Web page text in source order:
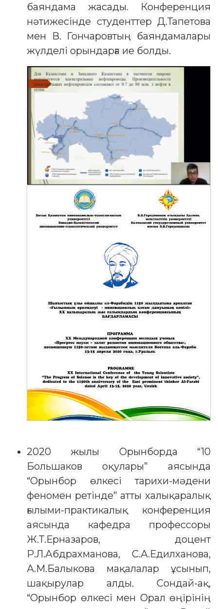
баяндама жасады. Конференция
нәтижесінде студенттер Д.Тапетова
мен В. Гончаровтың баяндамалары
жүлделі орындарға ие болды.
2020 жылы Орынборда “10
Большаков оқулары” аясында
“Орынбор өлкесі тарихи-мәдени
феномен ретінде” атты халықаралық
ғылыми-практикалық конференция
аясында кафедра профессоры
Ж.Т.Ерназаров, доцент
Р.Л.Абдрахманова, С.А.Едилханова,
А.М.Балыкова мақалалар ұсынып,
шақырулар алды. Сондай-ақ,
“Орынбор өлкесі мен Орал өңірінің